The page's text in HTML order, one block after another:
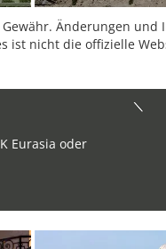
Änderungen
ist nicht die offizielle
Eurasia oder